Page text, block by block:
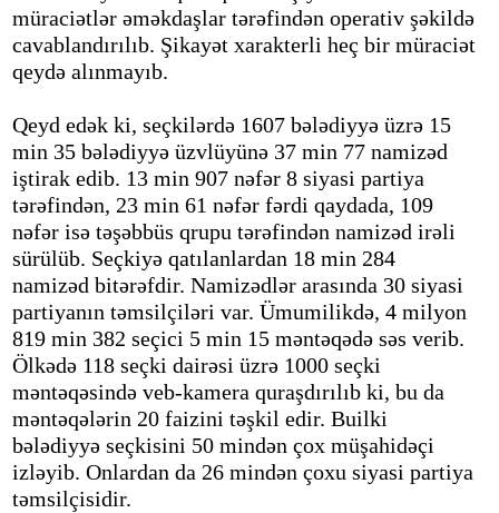
müraciətlər əməkdaşlar tərəfindən operativ şəkildə
cavablandırılıb. Şikayət xarakterli heç bir müraciət
qeydə alınmayıb.
Qeyd edək ki, seçkilərdə 1607 bələdiyyə üzrə 15
min 35 bələdiyyə üzvlüyünə 37 min 77 namizəd
iştirak edib. 13 min 907 nəfər 8 siyasi partiya
tərəfindən, 23 min 61 nəfər fərdi qaydada, 109
nəfər isə təşəbbüs qrupu tərəfindən namizəd irəli
sürülüb. Seçkiyə qatılanlardan 18 min 284
namizəd bitərəfdir. Namizədlər arasında 30 siyasi
partiyanın təmsilçiləri var. Ümumilikdə, 4 milyon
819 min 382 seçici 5 min 15 məntəqədə səs verib.
Ölkədə 118 seçki dairəsi üzrə 1000 seçki
məntəqəsində veb-kamera quraşdırılıb ki, bu da
məntəqələrin 20 faizini təşkil edir. Builki
bələdiyyə seçkisini 50 mindən çox müşahidəçi
izləyib. Onlardan da 26 mindən çoxu siyasi partiya
təmsilçisidir.